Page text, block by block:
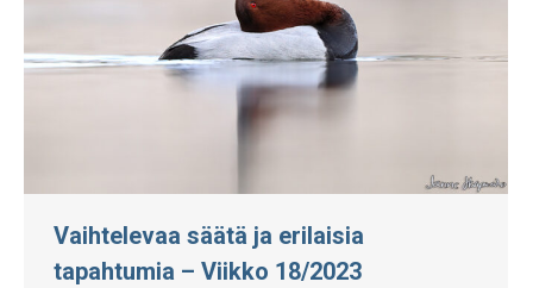
Vaihtelevaa säätä ja erilaisia
tapahtumia – Viikko 18/2023